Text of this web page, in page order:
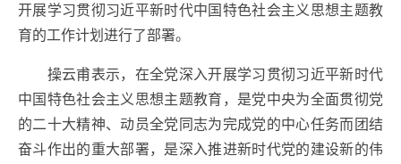
开展学习贯彻习近平新时代中国特色社会主义思想主题教
育的工作计划进行了部署。
操云甫表示，在全党深入开展学习贯彻习近平新时代
中国特色社会主义思想主题教育，是党中央为全面贯彻党
的二十大精神、动员全党同志为完成党的中心任务而团结
奋斗作出的重大部署，是深入推进新时代党的建设新的伟